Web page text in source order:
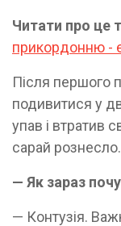
Читати про це
прикордонню -
Після першого
подивитися у
упав і втратив
сарай рознесло.
— Як зараз
— Контузія.